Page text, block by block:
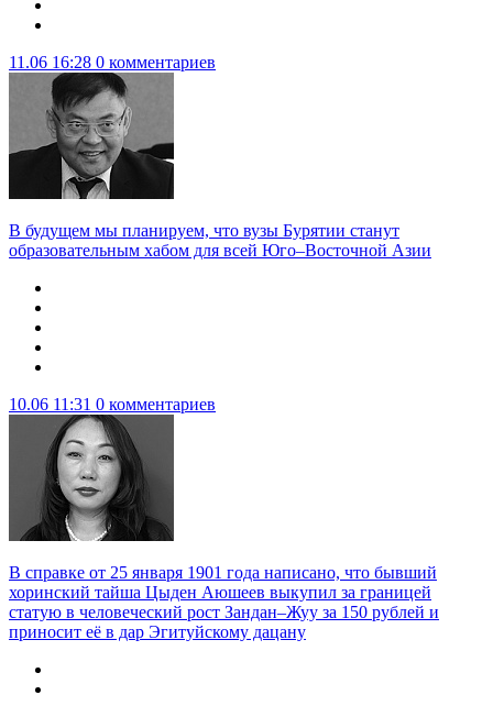
11.06 16:28 0 комментариев
В будущем мы планируем, что вузы Бурятии станут
образовательным хабом для всей Юго–Восточной Азии
10.06 11:31 0 комментариев
В справке от 25 января 1901 года написано, что бывший
хоринский тайша Цыден Аюшеев выкупил за границей
статую в человеческий рост Зандан–Жуу за 150 рублей и
приносит её в дар Эгитуйскому дацану